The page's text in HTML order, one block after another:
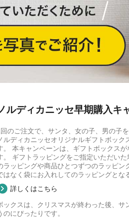
ルディカニッセ早期購入キ
のご注文で、サンタ、女の子、男の子
ルディカニッセオリジナルギフトボック
。 本キャンペーンは、ギフトボックス
。 ギフトラッピングをご指定いただい
ラッピングや商品ひとつずつのラッピン
はなく袋にお入れしてのラッピングとな
詳しくはこちら
ックスは、クリスマスが終わった後、サ
のにぴったりです。